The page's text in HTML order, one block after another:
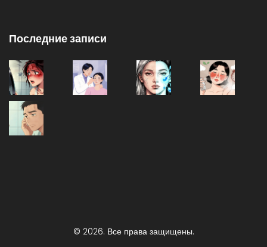
Последние записи
© 2026. Все права защищены.